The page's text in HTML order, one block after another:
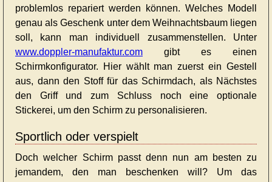
problemlos repariert werden können. Welches Modell
genau als Geschenk unter dem Weihnachtsbaum liegen
soll, kann man individuell zusammenstellen. Unter
www.doppler-manufaktur.com gibt es einen
Schirmkonfigurator. Hier wählt man zuerst ein Gestell
aus, dann den Stoff für das Schirmdach, als Nächstes
den Griff und zum Schluss noch eine optionale
Stickerei, um den Schirm zu personalisieren.
Sportlich oder verspielt
Doch welcher Schirm passt denn nun am besten zu
jemandem, den man beschenken will? Um das